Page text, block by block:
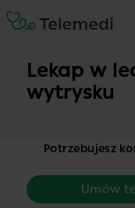
Lekap w
wytrysku
Potrzebujesz
Umów